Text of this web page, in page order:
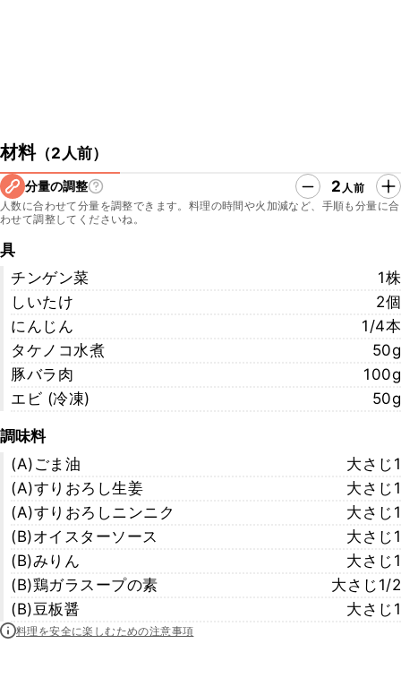
材料（2人前）
分量の調整 2 人前
人数に合わせて分量を調整できます。料理の時間や火加減など、手順も分量に合
わせて調整してくださいね。
具
チンゲン菜
1株
しいたけ
2個
にんじん
1/4本
タケノコ水煮
50g
豚バラ肉
100g
エビ (冷凍)
50g
調味料
(A)ごま油
大さじ1
(A)すりおろし生姜
大さじ1
(A)すりおろしニンニク
大さじ1
(B)オイスターソース
大さじ1
(B)みりん
大さじ1
(B)鶏ガラスープの素
大さじ1/2
(B)豆板醤
大さじ1
料理を安全に楽しむための注意事項